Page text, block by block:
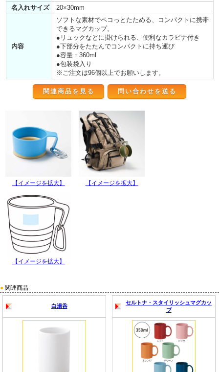
名入れサイズ
20×30mm
内容
ソフトな素材でペコっとたためる、コンパクトに携帯
できるマグカップ。
●リュックなどに掛けられる、便利なカラビナ付き
●下部分をたたんでコンパクトに持ち運び
●容量：360ml
●包装袋入り
※ご注文は96個以上でお願いします。
関連商品を見る
【イメージを拡大】 【イメージを拡大】
【イメージを拡大】
● 関連商品
白湯呑
セルトナ・スタイリッシュマグカッ
プ